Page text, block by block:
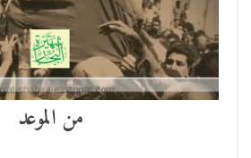
من الموعد